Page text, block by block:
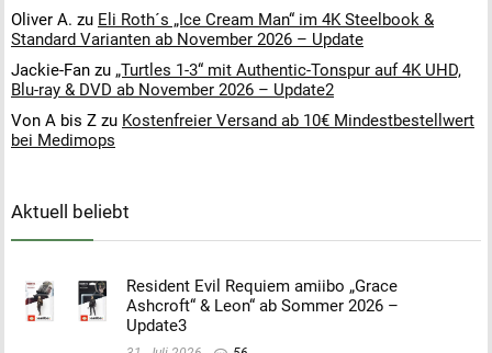
Oliver A. zu Eli Roth´s „Ice Cream Man“ im 4K Steelbook &
Standard Varianten ab November 2026 – Update
Jackie-Fan zu „Turtles 1-3“ mit Authentic-Tonspur auf 4K UHD,
Blu-ray & DVD ab November 2026 – Update2
Von A bis Z zu Kostenfreier Versand ab 10€ Mindestbestellwert
bei Medimops
Aktuell beliebt
Resident Evil Requiem amiibo „Grace
Ashcroft“ & Leon“ ab Sommer 2026 –
Update3